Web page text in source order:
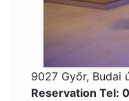
9027 Győr, Budai
Reservation Tel: